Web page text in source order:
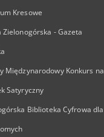
Kresowe
Zielonogórska - Gazeta
Międzynarodowy Konkurs na
Satyryczny
Biblioteka Cyfrowa dla